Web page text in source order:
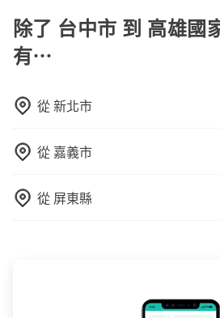
在成本的控制，更是在傳統旺季（
雙十等）能用更少的司機來服務更
用到不熟悉的司機或者轉單給其他
站上的價格是動態的，一般來說
要從台中市去高雄國家體育場，
算的價格。
為旅步貴賓服務用車。與一些私家
接載的「白牌車」不同。旅步所使
相關法規。
除了 台中市 到 高雄國
有⋯
從新北市
從 嘉義市
從 屏東縣